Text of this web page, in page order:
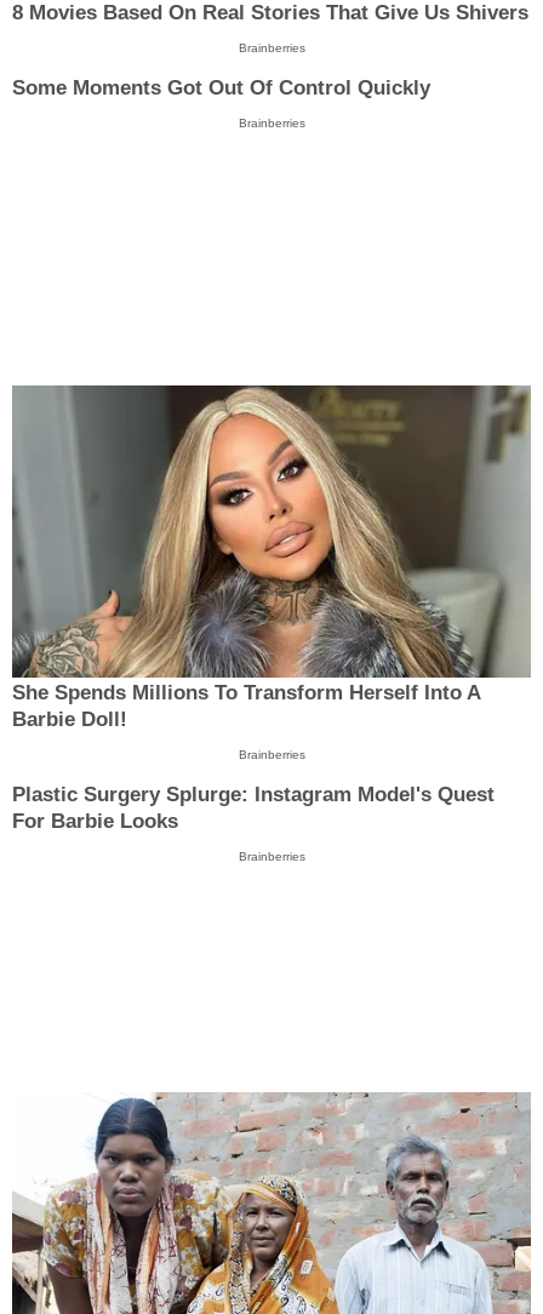
8 Movies Based On Real Stories That Give Us Shivers
Brainberries
Some Moments Got Out Of Control Quickly
Brainberries
She Spends Millions To Transform Herself Into A
Barbie Doll!
Brainberries
Plastic Surgery Splurge: Instagram Model's Quest
For Barbie Looks
Brainberries